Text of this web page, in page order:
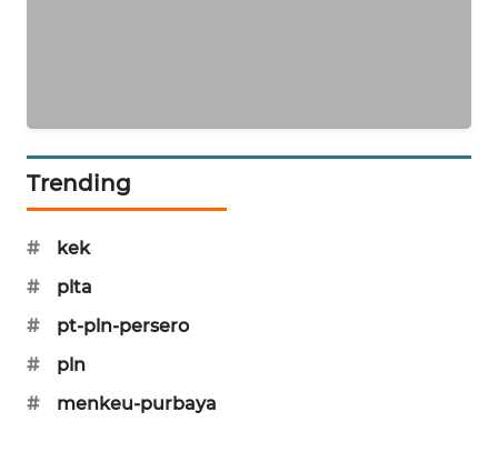
Trending
#
kek
#
plta
#
pt-pln-persero
#
pln
#
menkeu-purbaya
METRO
MEDAN
METRO
NEWS
NEWS